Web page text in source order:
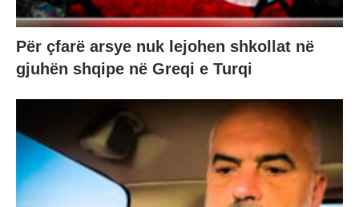
Për çfarë arsye nuk lejohen shkollat në
gjuhën shqipe në Greqi e Turqi